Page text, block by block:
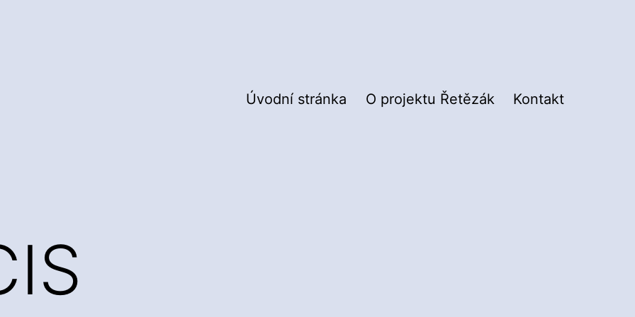
Úvodní stránka O projektu Řetězák Kontakt